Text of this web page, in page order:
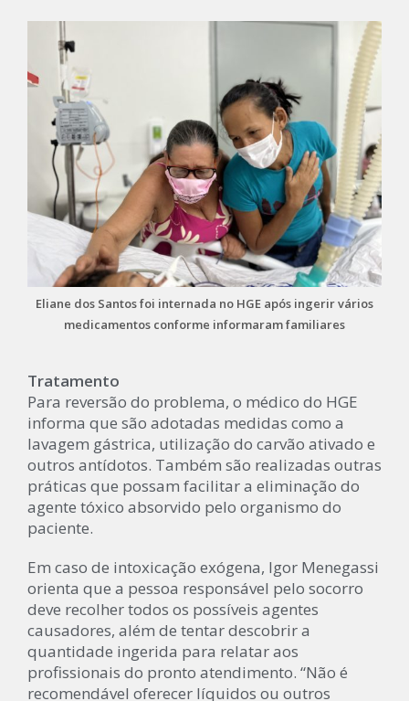
Eliane dos Santos foi internada no HGE após ingerir vários
medicamentos conforme informaram familiares
Tratamento
Para reversão do problema, o médico do HGE
informa que são adotadas medidas como a
lavagem gástrica, utilização do carvão ativado e
outros antídotos. Também são realizadas outras
práticas que possam facilitar a eliminação do
agente tóxico absorvido pelo organismo do
paciente.
Em caso de intoxicação exógena, Igor Menegassi
orienta que a pessoa responsável pelo socorro
deve recolher todos os possíveis agentes
causadores, além de tentar descobrir a
quantidade ingerida para relatar aos
profissionais do pronto atendimento. “Não é
recomendável oferecer líquidos ou outros